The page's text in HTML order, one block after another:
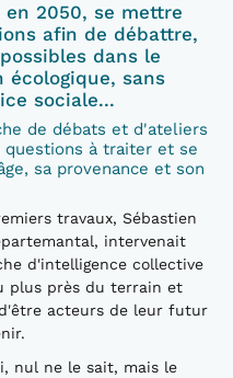
en 2050, se mettre
afin de débattre,
dans le
sans
sociale...
de débats et d'ateliers
à traiter et se
sa provenance et son
travaux, Sébastien
intervenait
d'intelligence collective
plus près du terrain et
acteurs de leur futur
nul ne le sait, mais le